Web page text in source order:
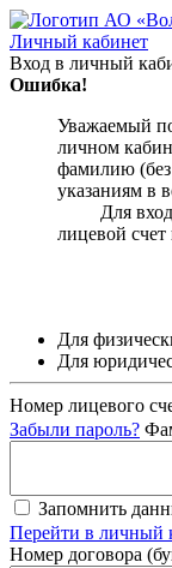
Личный кабинет
Вход в личный
Ошибка!
Уважаемый
личном
фамилию
Для входа
АО
Для
Для
Номер лицевого
Забыли пароль?
Запомнить
Перейти в личный
Номер договора